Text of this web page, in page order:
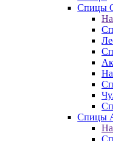
Спицы
Спицы